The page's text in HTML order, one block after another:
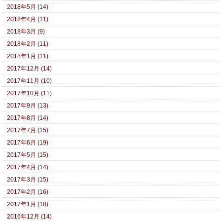
2018年5月 (14)
2018年4月 (11)
2018年3月 (9)
2018年2月 (11)
2018年1月 (11)
2017年12月 (14)
2017年11月 (10)
2017年10月 (11)
2017年9月 (13)
2017年8月 (14)
2017年7月 (15)
2017年6月 (19)
2017年5月 (15)
2017年4月 (14)
2017年3月 (15)
2017年2月 (16)
2017年1月 (18)
2016年12月 (14)